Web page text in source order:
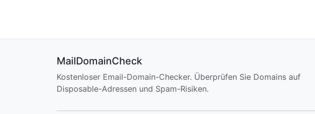
MailDomainCheck
Kostenloser Email-Domain-Checker. Überprüfen Sie Domains auf
Disposable-Adressen und Spam-Risiken.